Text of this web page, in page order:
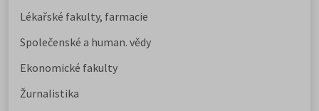
Lékařské fakulty, farmacie
Společenské a human. vědy
Ekonomické fakulty
Žurnalistika